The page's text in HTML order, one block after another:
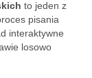
to jeden z
pisania
interaktywne
losowo